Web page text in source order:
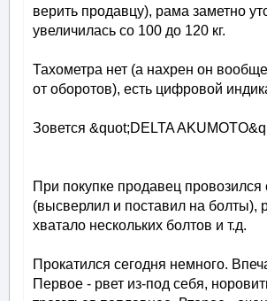
верить продавцу), рама заметно
увеличилась со 100 до 120 кг.
Тахометра нет (а нахрен он
от оборотов), есть цифровой
Зовется &quot;DELTA
При покупке продавец
(высверлил и поставил на болты),
хватало нескольких болтов и т.д.
Прокатился сегодня немного.
Первое - рвет из-под себя,